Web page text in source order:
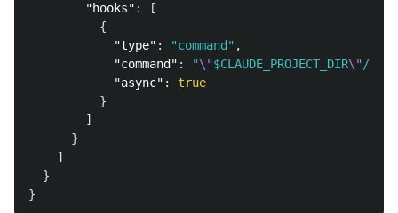
"hooks" :
[
{
"type" : "command" ,
"command" : "\"$CLAUDE_PROJECT_DIR\"/
"async" :
true
}
]
}
]
}
}